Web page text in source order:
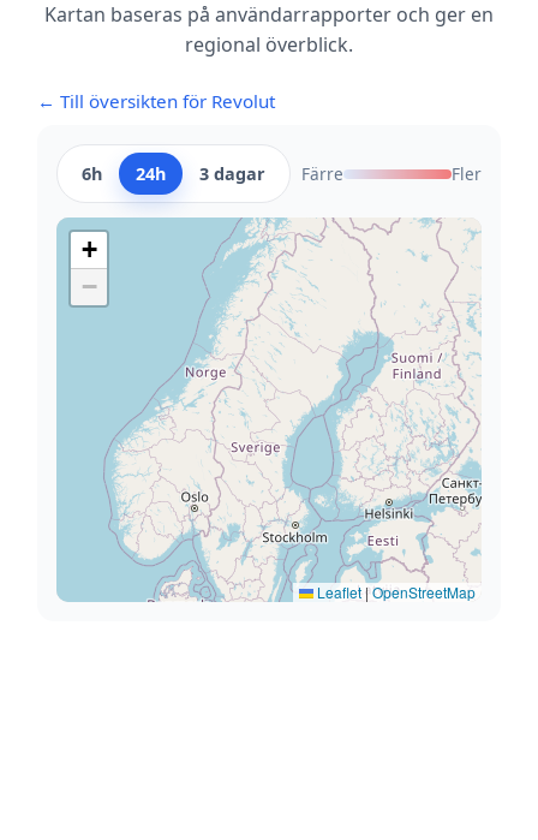
Kartan baseras på användarrapporter och ger en
regional överblick.
← Till översikten för Revolut
6h 24h 3 dagar Färre Fler
+
−
Leaflet|OpenStreetMap